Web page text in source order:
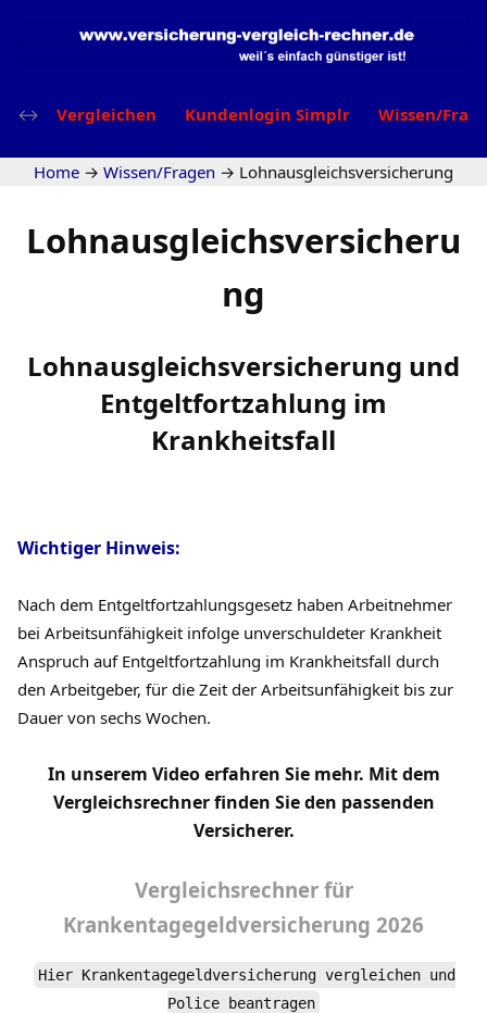
Vergleichen Kundenlogin Simplr Wissen/
Home → Wissen/Fragen → Lohnausgleichsversicherung
Lohnausgleichsversicheru
ng
Lohnausgleichsversicherung und
Entgeltfortzahlung im
Krankheitsfall
Wichtiger Hinweis:
Nach dem Entgeltfortzahlungsgesetz haben Arbeitnehmer
bei Arbeitsunfähigkeit infolge unverschuldeter Krankheit
Anspruch auf Entgeltfortzahlung im Krankheitsfall durch
den Arbeitgeber, für die Zeit der Arbeitsunfähigkeit bis zur
Dauer von sechs Wochen.
In unserem Video erfahren Sie mehr. Mit dem
Vergleichsrechner finden Sie den passenden
Versicherer.
Vergleichsrechnerfür
Krankentagegeldversicherung 2026
Hier Krankentagegeldversicherung vergleichen und
Police beantragen